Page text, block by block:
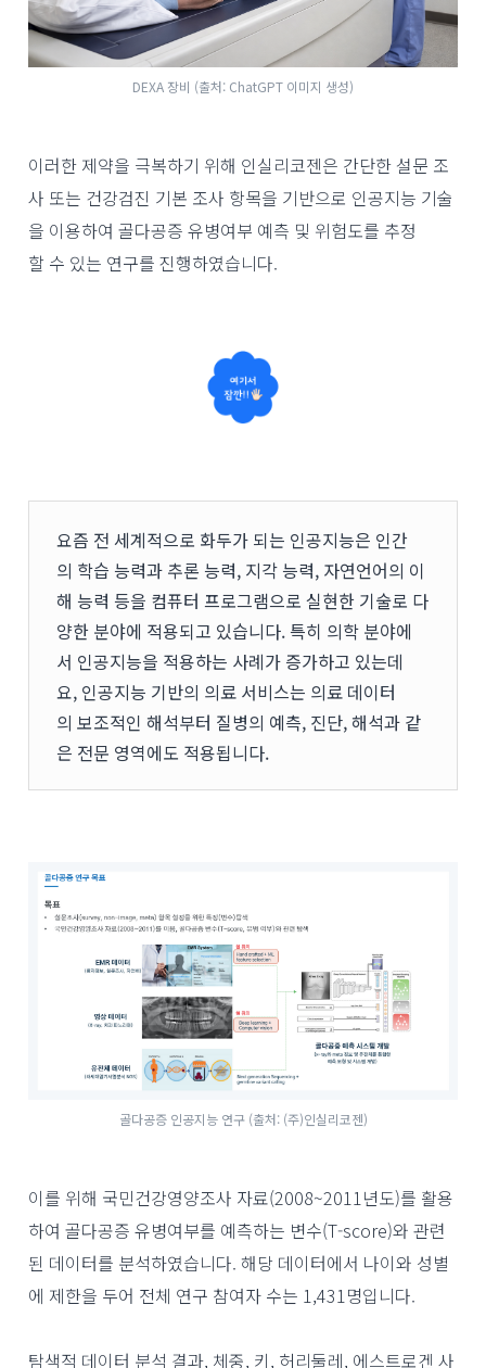
DEXA 장비 (출처: ChatGPT 이미지 생성)
이러한 제약을 극복하기 위해 인실리코젠은 간단한 설문 조
사 또는 건강검진 기본 조사 항목을 기반으로 인공지능 기술
을 이용하여 골다공증 유병여부 예측 및 위험도를 추정
할 수 있는 연구를 진행하였습니다.
요즘 전 세계적으로 화두가 되는 인공지능은 인간
의 학습 능력과 추론 능력, 지각 능력, 자연언어의 이
해 능력 등을 컴퓨터 프로그램으로 실현한 기술로 다
양한 분야에 적용되고 있습니다. 특히 의학 분야에
서 인공지능을 적용하는 사례가 증가하고 있는데
요, 인공지능 기반의 의료 서비스는 의료 데이터
의 보조적인 해석부터 질병의 예측, 진단, 해석과 같
은 전문 영역에도 적용됩니다.
골다공증 인공지능 연구 (출처: (주)인실리코젠)
이를 위해 국민건강영양조사 자료(2008~2011년도)를 활용
하여 골다공증 유병여부를 예측하는 변수(T-score)와 관련
된 데이터를 분석하였습니다. 해당 데이터에서 나이와 성별
에 제한을 두어 전체 연구 참여자 수는 1,431명입니다.
탐색적 데이터 분석 결과, 체중, 키, 허리둘레, 에스트로겐 사